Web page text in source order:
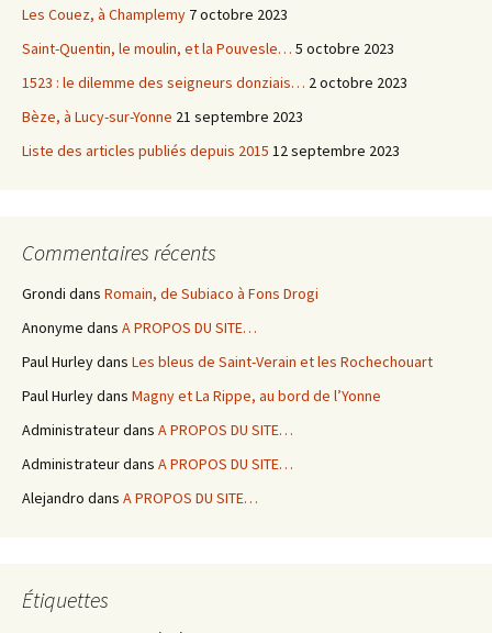
Les Couez, à Champlemy 7 octobre 2023
Saint-Quentin, le moulin, et la Pouvesle… 5 octobre 2023
1523 : le dilemme des seigneurs donziais… 2 octobre 2023
Bèze, à Lucy-sur-Yonne 21 septembre 2023
Liste des articles publiés depuis 2015 12 septembre 2023
Commentaires récents
Grondi dans Romain, de Subiaco à Fons Drogi
Anonyme dans A PROPOS DU SITE…
Paul Hurleydans Les bleus de Saint-Verain et les Rochechouart
Paul Hurleydans Magny et La Rippe, au bord de l’Yonne
Administrateurdans A PROPOS DU SITE…
Administrateurdans A PROPOS DU SITE…
Alejandro dans A PROPOS DU SITE…
Étiquettes